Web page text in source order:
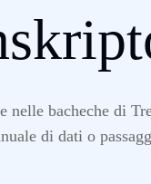
nelle bacheche di
di dati o